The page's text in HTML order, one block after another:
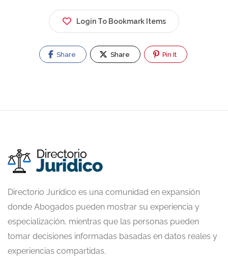
Login To Bookmark Items
Share Share Pin It
Directorio Jurídico es una comunidad en expansión
donde Abogados pueden mostrar su experiencia y
especialización, mientras que las personas pueden
tomar decisiones informadas basadas en datos reales y
experiencias compartidas.